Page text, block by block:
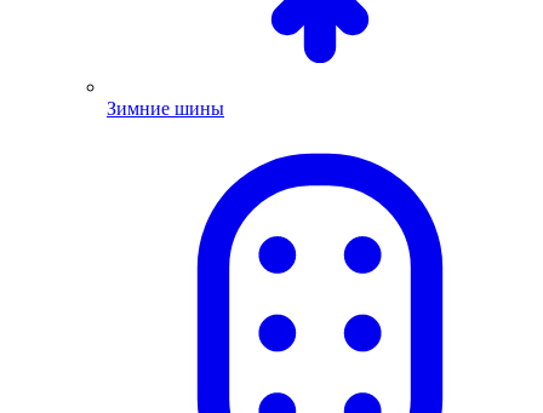
Зимние шины